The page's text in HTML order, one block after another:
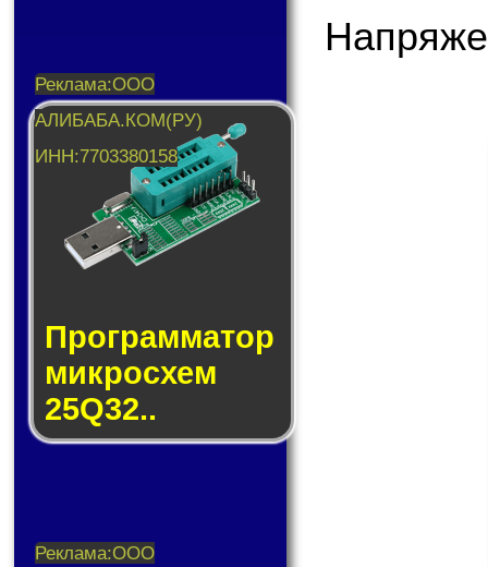
Прог­рам­ма­тор
мик­ро­схем
25Q32..